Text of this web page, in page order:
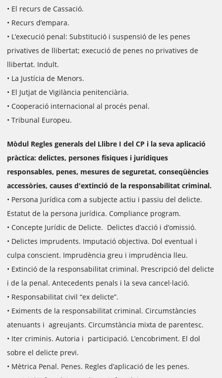
• El recurs de Cassació.
• Recurs d’empara.
• L’execució penal: Substitució i suspensió de les penes
privatives de llibertat; execució de penes no privatives de
llibertat. Indult.
• La Justícia de Menors.
• El Jutjat de Vigilància penitenciària.
• Cooperació internacional al procés penal.
• Tribunal Europeu.
Mòdul Regles generals del Llibre I del CP i la seva aplicació
pràctica: delictes, persones físiques i jurídiques
responsables, penes, mesures de seguretat, conseqüències
accessòries, causes d'extinció de la responsabilitat criminal.
• Persona Jurídica com a subjecte actiu i passiu del delicte.
Estatut de la persona jurídica. Compliance program.
• Concepte Jurídic de Delicte. Delictes d’acció i d’omissió.
• Delictes imprudents. Imputació objectiva. Dol eventual i
culpa conscient. Imprudència greu i imprudència lleu.
• Extinció de la responsabilitat criminal. Prescripció del delicte
i de la penal. Antecedents penals i la seva cancel·lació.
• Responsabilitat civil “ex delicte”.
• Eximents de la responsabilitat criminal. Circumstàncies
atenuants i agreujants. Circumstància mixta de parentesc.
• Iter criminis. Autoria i participació. L’encobriment. El dol
sobre el delicte previ.
• Mètrica Penal. Penes. Regles d’aplicació de les penes.